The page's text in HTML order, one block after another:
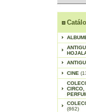
CINE
CIRCO,
(862)